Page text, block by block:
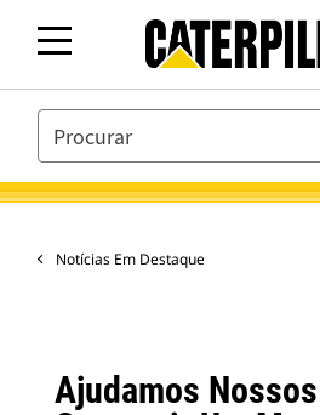
SEARCH
Notícias Em Destaque
Ajudamos